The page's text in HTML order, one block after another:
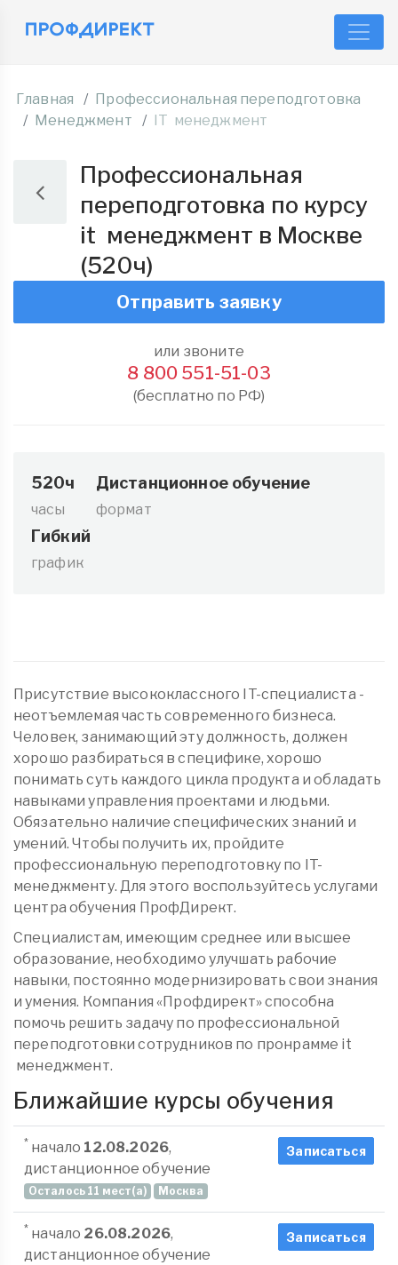
Главная
Профессиональная переподготовка
Менеджмент
IT менеджмент
Профессиональная
переподготовка по курсу
it менеджмент в Москве
(520ч)
Отправить заявку
или звоните
8 800 551-51-03
(бесплатно по РФ)
520ч
часы
Дистанционное обучение
формат
Гибкий
график
Присутствие высококлассного IT-специалиста -
неотъемлемая часть современного бизнеса.
Человек, занимающий эту должность, должен
хорошо разбираться в специфике, хорошо
понимать суть каждого цикла продукта и обладать
навыками управления проектами и людьми.
Обязательно наличие специфических знаний и
умений. Чтобы получить их, пройдите
профессиональную переподготовку по IT-
менеджменту. Для этого воспользуйтесь услугами
центра обучения ПрофДирект.
Специалистам, имеющим среднее или высшее
образование, необходимо улучшать рабочие
навыки, постоянно модернизировать свои знания
и умения. Компания «Профдирект» способна
помочь решить задачу по профессиональной
переподготовки сотрудников по пронрамме it
менеджмент.
Ближайшие курсы обучения
* начало 12.08.2026,
дистанционное обучение
Осталось 11 мест(а) Москва
Записаться
* начало 26.08.2026,
дистанционное обучение
Записаться